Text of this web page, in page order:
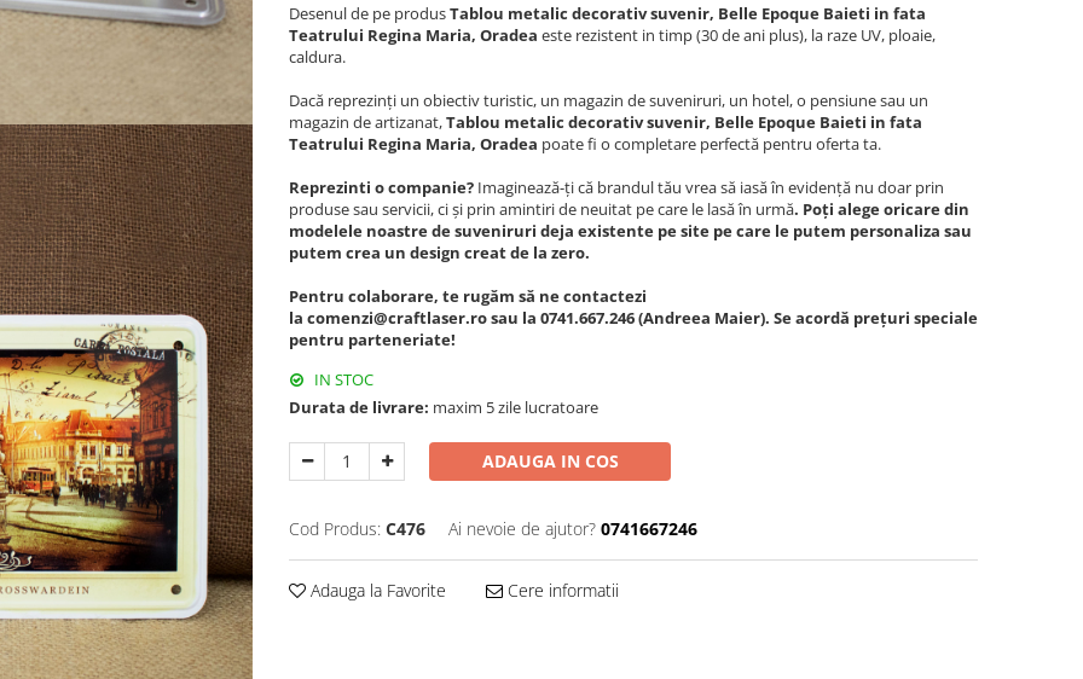
Desenul de pe produsTablou metalic decorativ suvenir, Belle Epoque Baieti in fata
Teatrului Regina Maria, Oradea este rezistent in timp (30 de ani plus), la raze UV, ploaie,
caldura.
Dacă reprezinți un obiectiv turistic, un magazin de suveniruri, un hotel, o pensiune sau un
magazin de artizanat,Tablou metalic decorativ suvenir, Belle Epoque Baieti in fata
Teatrului Regina Maria, Oradea poate fi o completare perfectă pentru oferta ta.
Reprezinti o companie? Imaginează-ți că brandul tău vrea să iasă în evidență nu doar prin
produse sau servicii, ci și prin amintiri de neuitat pe care le lasă în urmă. Poți alege oricare din
modelele noastre de suveniruri deja existente pe site pe care le putem personaliza sau
putem crea un design creat de la zero.
Pentru colaborare, te rugăm să ne contactezi
la comenzi@craftlaser.ro sau la 0741.667.246 (Andreea Maier). Se acordă prețuri speciale
pentru parteneriate!
IN STOC
Durata de livrare: maxim 5 zile lucratoare
ADAUGA IN COS
Cod Produs: C476 Ai nevoie de ajutor? 0741667246
Adauga la Favorite Cere informatii